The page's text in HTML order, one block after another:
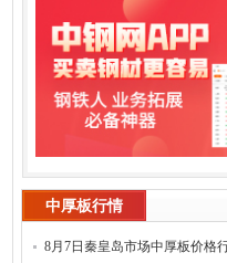
中厚板行情
8月7日秦皇岛市场中厚板价格